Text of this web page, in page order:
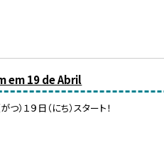
em 19 de Abril
）１９日（にち）スタート！